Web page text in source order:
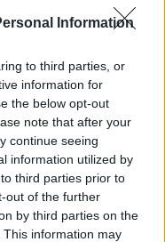
Information
to third parties, or
information for
the below opt-out
note that after your
continue seeing
information utilized by
third parties prior to
out of the further
by third parties on the
This information may
Registrų
„Investuok
bendrovės
viešosios
LT“,